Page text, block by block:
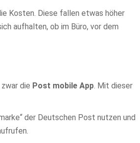
Kosten. Diese fallen etwas höher
aufhalten, ob im Büro, vor dem
die Post mobile App. Mit dieser
der Deutschen Post nutzen und